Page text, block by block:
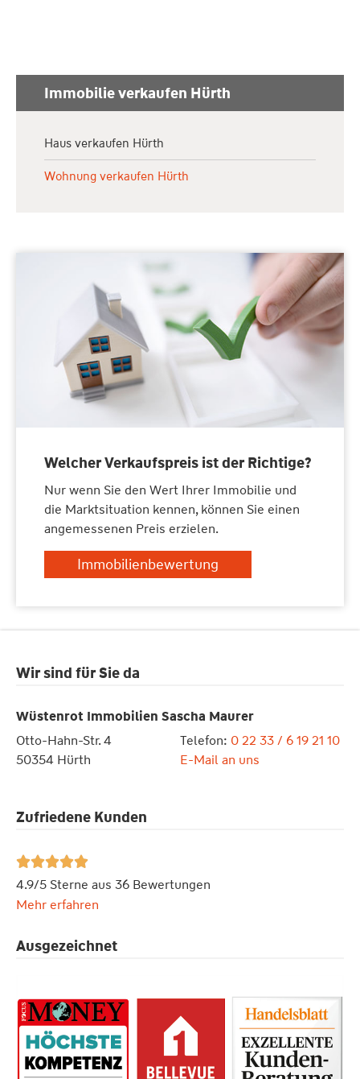
Wir sind für Sie da
Wüstenrot Immobilien Sascha Maurer
Otto-Hahn-Str. 4
50354 Hürth
Telefon: 0 22 33 / 6 19 21 10
E-Mail an uns
Zufriedene Kunden

4.9/5 Sterne aus 36 Bewertungen
Mehr erfahren
Ausgezeichnet
Immobilie verkaufen Hürth
Haus verkaufen Hürth
Wohnung verkaufen Hürth
Welcher Verkaufspreis ist der Richtige?
Nur wenn Sie den Wert Ihrer Immobilie und
die Marktsituation kennen, können Sie einen
angemessenen Preis erzielen.
Immobilienbewertung